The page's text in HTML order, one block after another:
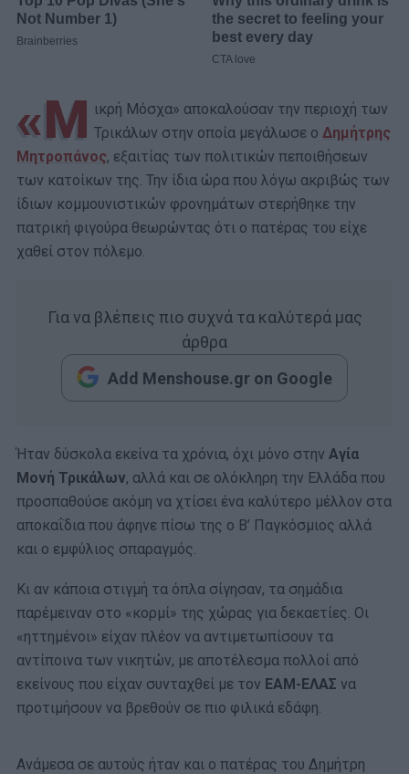
«Μ ικρή Μόσχα» αποκαλούσαν την περιοχή των
Τρικάλων στην οποία μεγάλωσε ο Δημήτρης
Μητροπάνος, εξαιτίας των πολιτικών πεποιθήσεων
των κατοίκων της. Την ίδια ώρα που λόγω ακριβώς των
ίδιων κομμουνιστικών φρονημάτων στερήθηκε την
πατρική φιγούρα θεωρώντας ότι ο πατέρας του είχε
χαθεί στον πόλεμο.
Για να βλέπεις πιο συχνά τα καλύτερά μας
άρθρα
Add Menshouse.gr on Google
Ήταν δύσκολα εκείνα τα χρόνια, όχι μόνο στην Αγία
Μονή Τρικάλων, αλλά και σε ολόκληρη την Ελλάδα που
προσπαθούσε ακόμη να χτίσει ένα καλύτερο μέλλον στα
αποκαΐδια που άφηνε πίσω της ο Β’ Παγκόσμιος αλλά
και ο εμφύλιος σπαραγμός.
Κι αν κάποια στιγμή τα όπλα σίγησαν, τα σημάδια
παρέμειναν στο «κορμί» της χώρας για δεκαετίες. Οι
«ηττημένοι» είχαν πλέον να αντιμετωπίσουν τα
αντίποινα των νικητών, με αποτέλεσμα πολλοί από
εκείνους που είχαν συνταχθεί με τον ΕΑΜ-ΕΛΑΣ να
προτιμήσουν να βρεθούν σε πιο φιλικά εδάφη.
Ανάμεσα σε αυτούς ήταν και ο πατέρας του Δημήτρη